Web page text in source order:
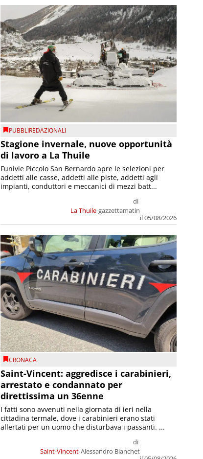
PUBBLIREDAZIONALI
Stagione invernale, nuove opportunità
di lavoro a La Thuile
La Thuile
di
gazzettamatin
il 05/08/2026
Funivie Piccolo San Bernardo apre le selezioni per
addetti alle casse, addetti alle piste, addetti agli
impianti, conduttori e meccanici di mezzi batt...
CRONACA
Saint-Vincent: aggredisce i carabinieri,
arrestato e condannato per
direttissima un 36enne
Saint-Vincent
di
Alessandro Bianchet
I fatti sono avvenuti nella giornata di ieri nella
cittadina termale, dove i carabinieri erano stati
allertati per un uomo che disturbava i passanti. ...